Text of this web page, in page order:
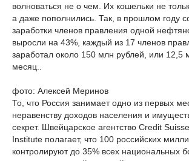
волноваться не о чем. Их кошельки не
а даже пополнились. Так, в прошлом году
заработки членов правления одной
выросли на 43%, каждый из 17 членов
заработал около 150 млн рублей, или 12,5
месяц..
фото: Алексей Меринов
То, что Россия занимает одно из первых
неравенству доходов населения и
секрет. Швейцарское агентство Credit
Institute полагает, что 100 российских
контролируют до 35% всех национальных